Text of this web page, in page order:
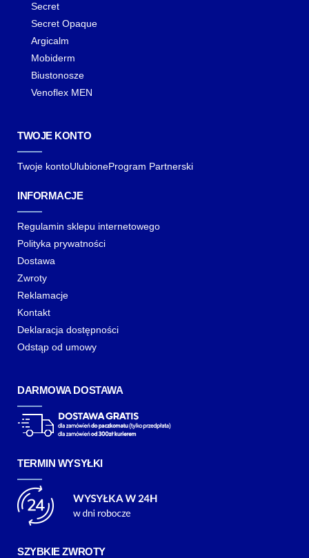
Secret
Secret Opaque
Argicalm
Mobiderm
Biustonosze
Venoflex MEN
TWOJE KONTO
Twoje kontoUlubioneProgram Partnerski
INFORMACJE
Regulamin sklepu internetowego
Polityka prywatności
Dostawa
Zwroty
Reklamacje
Kontakt
Deklaracja dostępności
Odstąp od umowy
DARMOWA DOSTAWA
TERMIN WYSYŁKI
SZYBKIE ZWROTY